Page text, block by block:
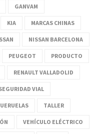
GANVAM
KIA MARCAS CHINAS
NISSAN BARCELONA
PEUGEOT PRODUCTO
RENAULT VALLADOLID
VIAL
TALLER
VEHÍCULO ELÉCTRICO